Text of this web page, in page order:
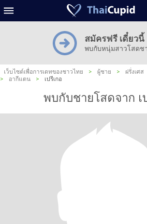
สมัครฟรี เดี๋ยวนี้
พบกับหนุ่มสาวโสดช
เว็บไซต์เพื่อการเดทของชาวไทย > ผู้ชาย > ฝรั่งเศส
>
อากีแตน > เปรีเกอ
พบกับชายโสดจาก เ